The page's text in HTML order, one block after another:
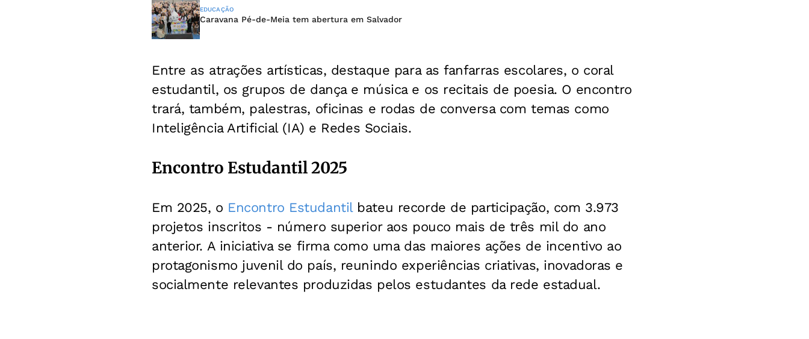
EDUCAÇÃO
Caravana Pé-de-Meia tem abertura em Salvador
Entre as atrações artísticas, destaque para as fanfarras escolares, o coral
estudantil, os grupos de dança e música e os recitais de poesia. O encontro
trará, também, palestras, oficinas e rodas de conversa com temas como
Inteligência Artificial (IA) e Redes Sociais.
Encontro Estudantil 2025
Em 2025, o Encontro Estudantil bateu recorde de participação, com 3.973
projetos inscritos - número superior aos pouco mais de três mil do ano
anterior. A iniciativa se firma como uma das maiores ações de incentivo ao
protagonismo juvenil do país, reunindo experiências criativas, inovadoras e
socialmente relevantes produzidas pelos estudantes da rede estadual.